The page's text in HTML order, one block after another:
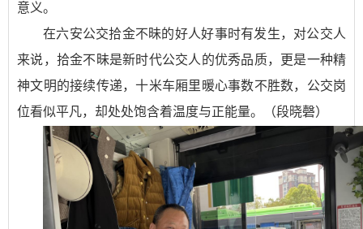
意义。
在六安公交拾金不昧的好人好事时有发生，对公交人
来说，拾金不昧是新时代公交人的优秀品质，更是一种精
神文明的接续传递，十米车厢里暖心事数不胜数，公交岗
位看似平凡，却处处饱含着温度与正能量。（段晓磬）